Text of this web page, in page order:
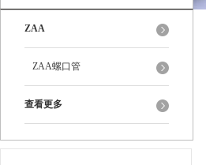
ZAA
ZAA螺口管
查看更多